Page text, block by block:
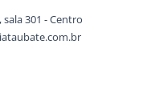
301 - Centro